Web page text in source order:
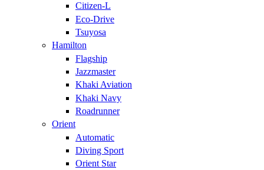
Citizen-L
Eco-Drive
Tsuyosa
Hamilton
Flagship
Jazzmaster
Khaki Aviation
Khaki Navy
Roadrunner
Orient
Automatic
Diving Sport
Orient Star